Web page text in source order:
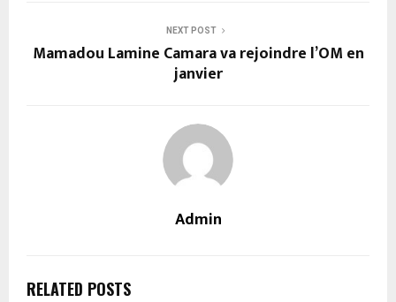
NEXT POST
Mamadou Lamine Camara va rejoindre l’OM en
janvier
Admin
RELATED POSTS